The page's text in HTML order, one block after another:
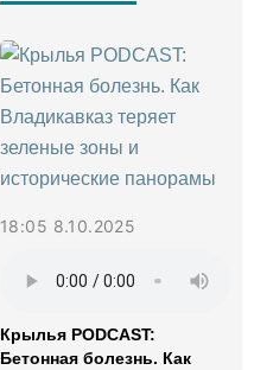
18:05 8.10.2025
Крылья PODCAST:
Бетонная болезнь. Как